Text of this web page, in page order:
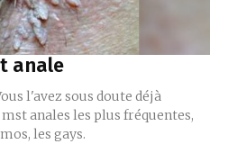
anale
l'avez sous doute déjà
anales les plus fréquentes,
les gays.